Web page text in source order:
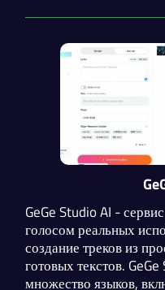
GeGe Studio AI -
голосом реальных
создание треков из
готовых текстов.
множество языков,